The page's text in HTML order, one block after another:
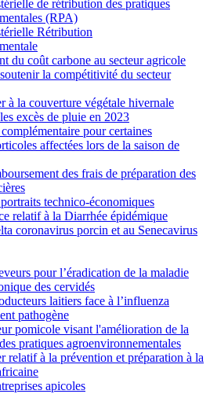
de rétribution des pratiques
(RPA)
Rétribution
du coût carbone au secteur agricole
la compétitivité du secteur
à la couverture végétale hivernale
excès de pluie en 2023
pour certaines
affectées lors de la saison de
des frais de préparation des
technico-économiques
relatif à la Diarrhée épidémique
coronavirus porcin et au Senecavirus
pour l’éradication de la maladie
des cervidés
laitiers face à l’influenza
pathogène
pomicole visant l'amélioration de la
pratiques agroenvironnementales
relatif à la prévention et préparation à la
apicoles